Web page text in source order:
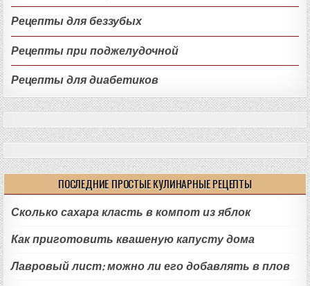
Рецепты для беззубых
Рецепты при поджелудочной
Рецепты для диабетиков
ПОСЛЕДНИЕ ПРОСТЫЕ КУЛИНАРНЫЕ РЕЦЕПТЫ
Сколько сахара класть в компот из яблок
Как приготовить квашеную капусту дома
Лавровый лист: можно ли его добавлять в плов